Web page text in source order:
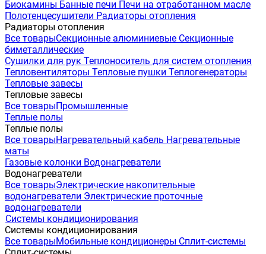
Биокамины Банные печи Печи на отработанном масле
Полотенцесушители Радиаторы отопления
Радиаторы отопления
Все товарыСекционные алюминиевые Секционные
биметаллические
Сушилки для рук Теплоноситель для систем отопления
Тепловентиляторы Тепловые пушки Теплогенераторы
Тепловые завесы
Тепловые завесы
Все товарыПромышленные
Теплые полы
Теплые полы
Все товарыНагревательный кабель Нагревательные
маты
Газовые колонки Водонагреватели
Водонагреватели
Все товарыЭлектрические накопительные
водонагреватели Электрические проточные
водонагреватели
Системы кондиционирования
Системы кондиционирования
Все товарыМобильные кондиционеры Сплит-системы